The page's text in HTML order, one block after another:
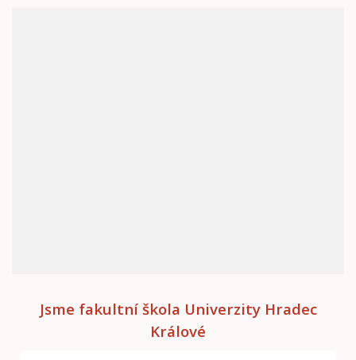
Jsme fakultní škola Univerzity Hradec
Králové